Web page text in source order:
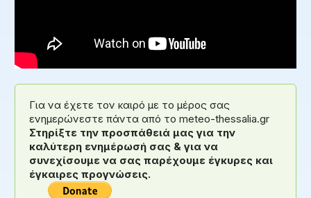
Για να έχετε τον καιρό με το μέρος σας
ενημερώνεστε πάντα από το meteo-thessalia.gr
Στηρίξτε την προσπάθειά μας για την
καλύτερη ενημέρωσή σας & για να
συνεχίσουμε να σας παρέχουμε έγκυρες και
έγκαιρες προγνώσεις.